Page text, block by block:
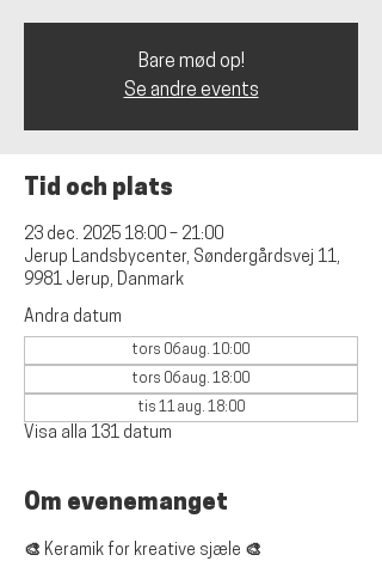
Bare mød op!
Se andre events
Tid och plats
23 dec. 2025 18:00 – 21:00
Jerup Landsbycenter, Søndergårdsvej 11,
9981 Jerup, Danmark
Andra datum
tors 06 aug. 10:00
tors 06 aug. 18:00
tis 11 aug. 18:00
Visa alla 131 datum
Om evenemanget
🎨 Keramik for kreative sjæle 🎨